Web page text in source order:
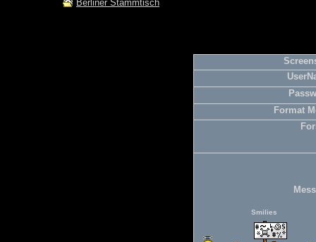
Berliner Stammtisch
Format
Smilies